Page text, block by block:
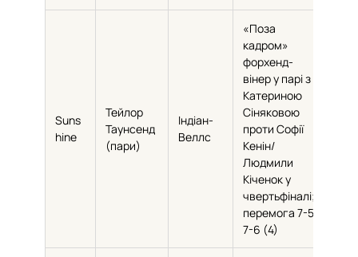
Suns
hine
Тейлор
Таунсенд
(пари)
Індіан-
Веллс
«Поза
кадром»
форхенд-
вінер у парі з
Катериною
Сіняковою
проти Софії
Кенін/
Людмили
Кіченок у
чвертьфіналі;
перемога 7-5,
7-6 (4)